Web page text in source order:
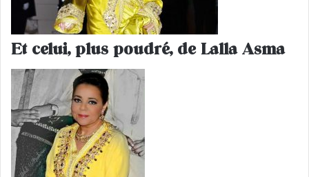
Et celui, plus poudré, de Lalla Asma